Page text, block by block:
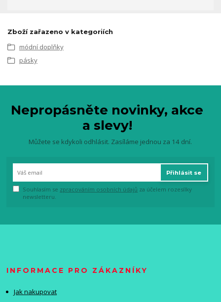
Zboží zařazeno v kategoriích
módní doplňky
pásky
Nepropásněte novinky, akce
a slevy!
Můžete se kdykoli odhlásit. Zasíláme jednou za 14 dní.
Přihlásit se
Souhlasím se zpracováním osobních údajů za účelem rozesílky
newsletteru.
INFORMACE PRO ZÁKAZNÍKY
Jak nakupovat